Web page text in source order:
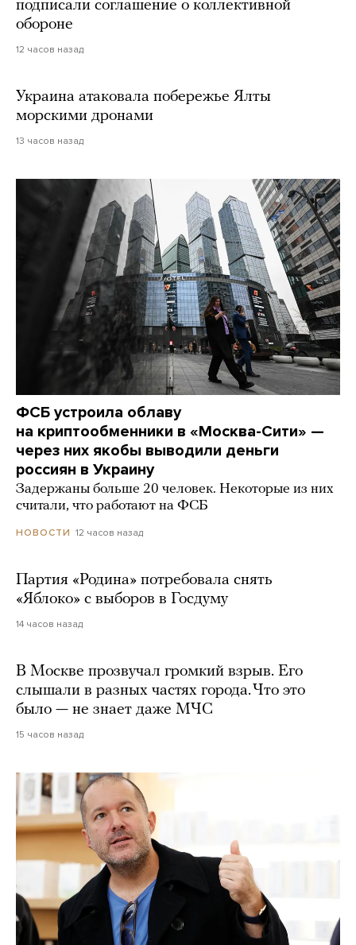
подписали соглашение о коллективной
обороне
12 часов назад
Украина атаковала побережье Ялты
морскими дронами
13 часов назад
ФСБ устроила облаву
на криптообменники в «Москва-Сити» —
через них якобы выводили деньги
россиян в Украину
Задержаны больше 20 человек. Некоторые из них
считали, что работают на ФСБ
НОВОСТИ 12 часов назад
Партия «Родина» потребовала снять
«Яблоко» с выборов в Госдуму
14 часов назад
В Москве прозвучал громкий взрыв. Его
слышали в разных частях города. Что это
было — не знает даже МЧС
15 часов назад